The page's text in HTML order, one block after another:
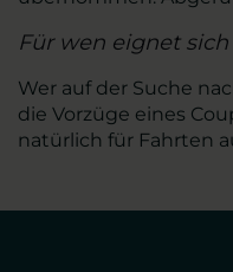
Für wen eignet sich
Wer auf der Suche
die Vorzüge eines
natürlich für Fahrten